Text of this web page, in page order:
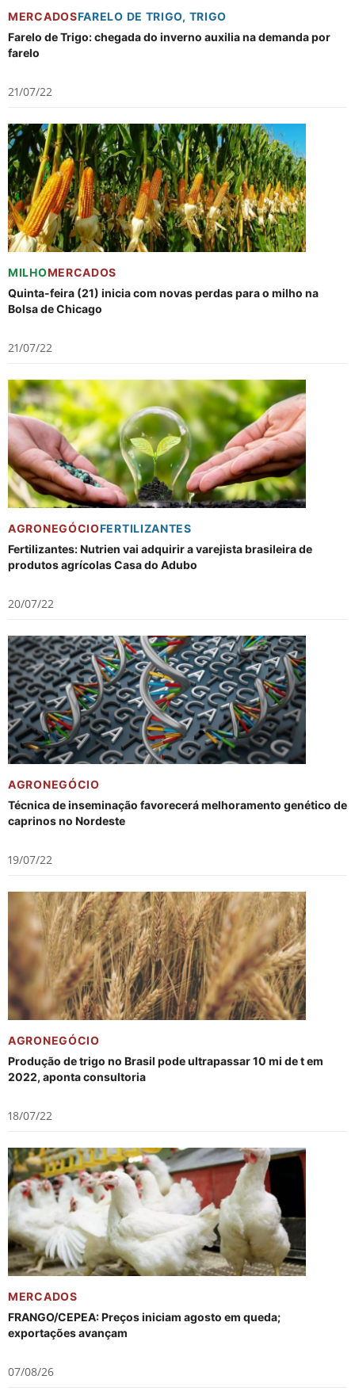
MERCADOSFARELO DE TRIGO, TRIGO
Farelo de Trigo: chegada do inverno auxilia na demanda por
farelo
21/07/22
MILHOMERCADOS
Quinta-feira (21) inicia com novas perdas para o milho na
Bolsa de Chicago
21/07/22
AGRONEGÓCIOFERTILIZANTES
Fertilizantes: Nutrien vai adquirir a varejista brasileira de
produtos agrícolas Casa do Adubo
20/07/22
AGRONEGÓCIO
Técnica de inseminação favorecerá melhoramento genético de
caprinos no Nordeste
19/07/22
AGRONEGÓCIO
Produção de trigo no Brasil pode ultrapassar 10 mi de t em
2022, aponta consultoria
18/07/22
MERCADOS
FRANGO/CEPEA: Preços iniciam agosto em queda;
exportações avançam
07/08/26